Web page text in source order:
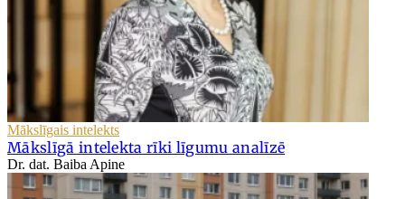
Mākslīgais intelekts
Mākslīgā intelekta rīki līgumu analīzē
Dr. dat. Baiba Apine